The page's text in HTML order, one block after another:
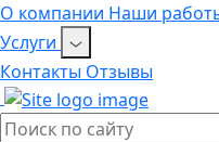
О компании Наши
Услуги
Контакты Отзывы